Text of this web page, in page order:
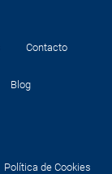
Contacto
Blog
Política de Cookies